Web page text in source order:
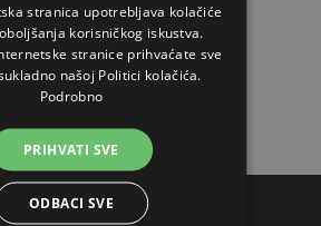
SAVJETOVANJE
stranica upotrebljava kolačiće
korisničkog iskustva.
stranice prihvaćate sve
našoj Politici kolačića.
Podrobno
PRIHVATI SVE
ODBACI SVE